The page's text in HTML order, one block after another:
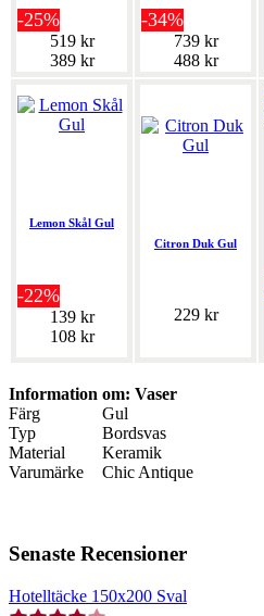
-25%
519 kr
389 kr
-34%
739 kr
488 kr
Lemon Skål Gul
-22%
139 kr
108 kr
Citron Duk Gul
229 kr
Information om: Vaser
Färg
Gul
Typ
Bordsvas
Material
Keramik
Varumärke
Chic Antique
Senaste Recensioner
Hotelltäcke 150x200 Sval